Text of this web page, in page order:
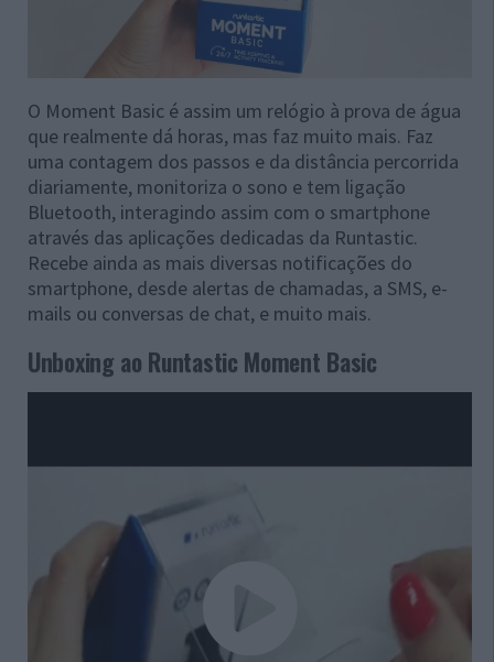
O Moment Basic é assim um relógio à prova de água
que realmente dá horas, mas faz muito mais. Faz
uma contagem dos passos e da distância percorrida
diariamente, monitoriza o sono e tem ligação
Bluetooth, interagindo assim com o smartphone
através das aplicações dedicadas da Runtastic.
Recebe ainda as mais diversas notificações do
smartphone, desde alertas de chamadas, a SMS, e-
mails ou conversas de chat, e muito mais.
Unboxing ao Runtastic Moment Basic